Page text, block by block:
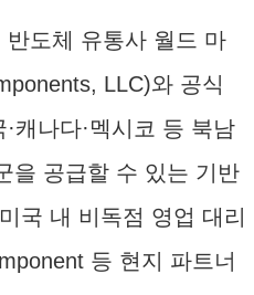
반도체 유통사 월드 마
LLC)와 공식
캐나다·멕시코 등 북남
을 공급할 수 있는 기반
국 내 비독점 영업 대리
등 현지 파트너